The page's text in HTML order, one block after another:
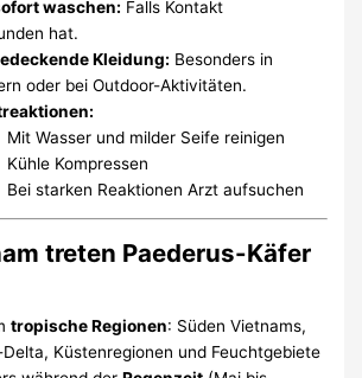
waschen: Falls Kontakt
hat.
Kleidung: Besonders in
oder bei Outdoor-Aktivitäten.
Mit Wasser und milder Seife reinigen
Kühle Kompressen
Bei starken Reaktionen Arzt aufsuchen
treten Paederus-Käfer
tropische Regionen: Süden Vietnams,
Küstenregionen und Feuchtgebiete